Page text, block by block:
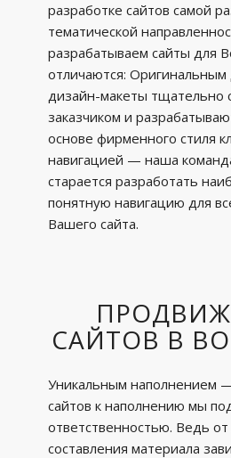
разработке сайтов самой
тематической
разрабатываем сайты для
отличаются:
дизайн-макеты тщательно
заказчиком и
основе фирменного стиля
навигацией — наша
старается разработать
понятную навигацию для
Вашего сайта.
САЙТОВ В
Уникальным наполнением
сайтов к наполнению мы
ответственностью. Ведь от
составления материала